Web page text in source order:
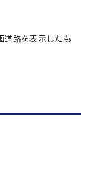
道路を表示したも